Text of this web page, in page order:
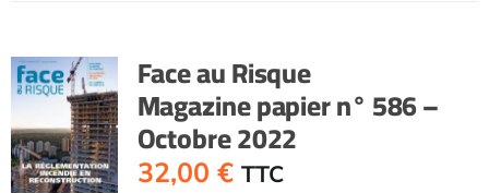
585
-
Septembre
2022
Face au Risque
Magazine papier n° 586 –
Octobre 2022
32,00 € TTC